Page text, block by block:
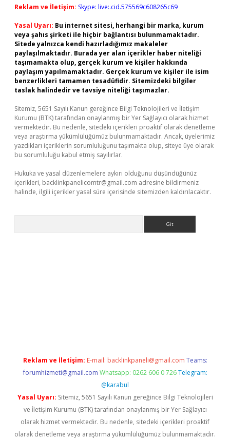
Reklam ve İletişim: Skype: live:.cid.575569c608265c69
Yasal Uyarı: Bu internet sitesi, herhangi bir marka, kurum
veya şahıs şirketi ile hiçbir bağlantısı bulunmamaktadır.
Sitede yalnızca kendi hazırladığımız makaleler
paylaşılmaktadır. Burada yer alan içerikler haber niteliği
taşımamakta olup, gerçek kurum ve kişiler hakkında
paylaşım yapılmamaktadır. Gerçek kurum ve kişiler ile isim
benzerlikleri tamamen tesadüfidir. Sitemizdeki bilgiler
taslak halindedir ve tavsiye niteliği taşımazlar.
Sitemiz, 5651 Sayılı Kanun gereğince Bilgi Teknolojileri ve İletişim
Kurumu (BTK) tarafından onaylanmış bir Yer Sağlayıcı olarak hizmet
vermektedir. Bu nedenle, sitedeki içerikleri proaktif olarak denetleme
veya araştırma yükümlülüğümüz bulunmamaktadır. Ancak, üyelerimiz
yazdıkları içeriklerin sorumluluğunu taşımakta olup, siteye üye olarak
bu sorumluluğu kabul etmiş sayılırlar.
Hukuka ve yasal düzenlemelere aykırı olduğunu düşündüğünüz
içerikleri, backlinkpanelicomtr@gmail.com adresine bildirmeniz
halinde, ilgili içerikler yasal süre içerisinde sitemizden kaldırılacaktır.
Reklam ve İletişim: E-mail: backlinkpaneli@gmail.com Teams:
forumhizmeti@gmail.com Whatsapp: 0262 606 0 726 Telegram:
@karabul
Yasal Uyarı: Sitemiz, 5651 Sayılı Kanun gereğince Bilgi Teknolojileri
ve İletişim Kurumu (BTK) tarafından onaylanmış bir Yer Sağlayıcı
olarak hizmet vermektedir. Bu nedenle, sitedeki içerikleri proaktif
olarak denetleme veya araştırma yükümlülüğümüz bulunmamaktadır.